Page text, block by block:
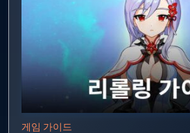
게임 가이드